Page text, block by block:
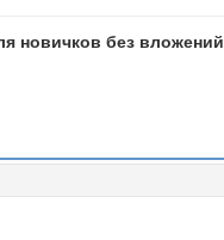
новичков без вложений